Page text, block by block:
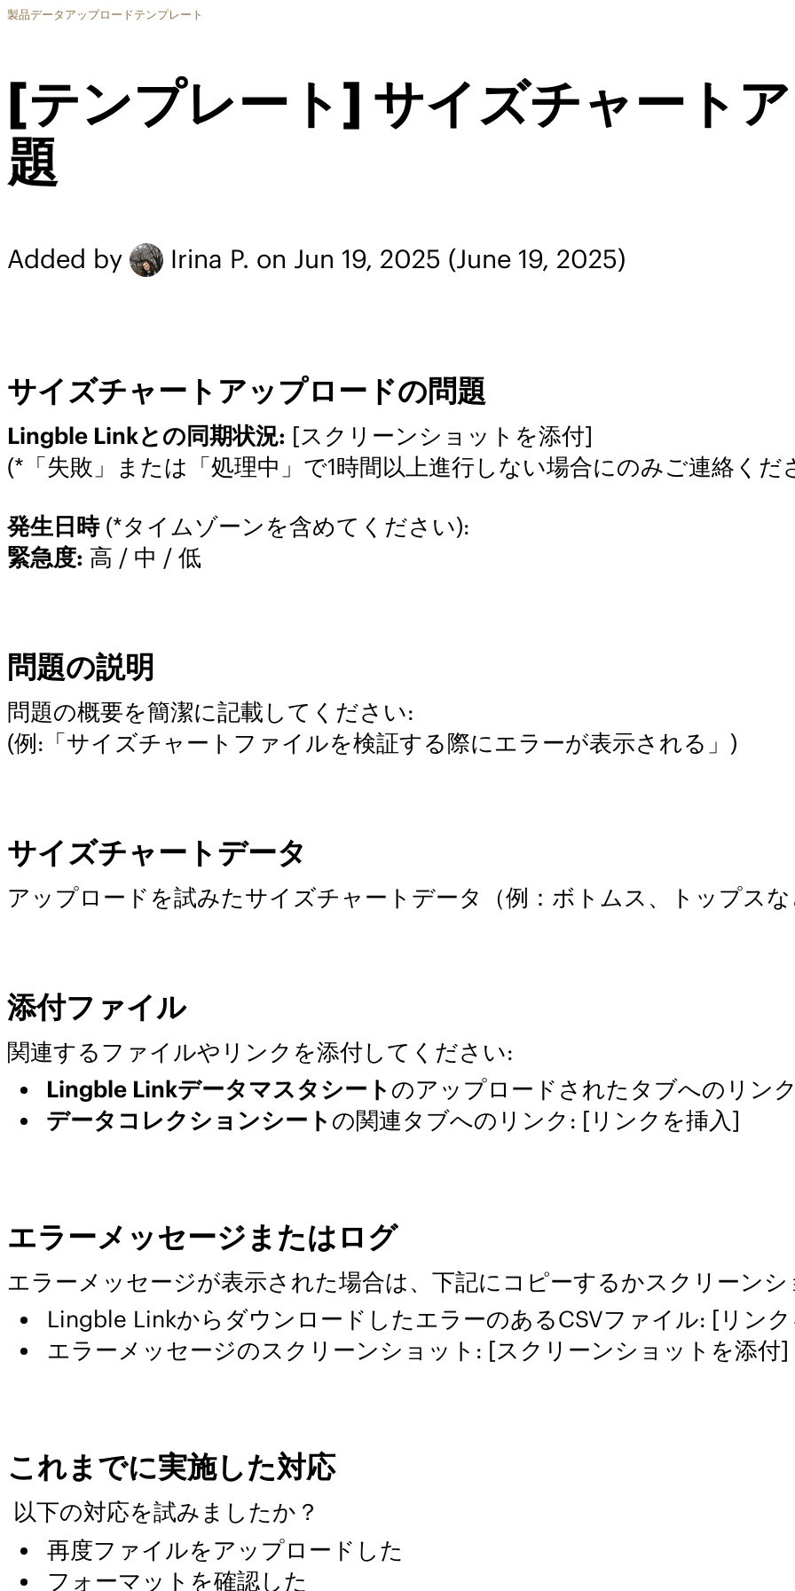
製品データアップロードテンプレート
[テンプレート] サイズチャート
題
Added by Irina P. on Jun 19, 2025 (June 19, 2025)
サイズチャートアップロードの問題
Lingble Linkとの同期状況: [スクリーンショットを添付]
(*「失敗」または「処理中」で1時間以上進行しない場合にのみご連絡くだ
発生日時(*タイムゾーンを含めてください):
緊急度: 高 / 中 / 低
問題の説明
問題の概要を簡潔に記載してください:
(例:「サイズチャートファイルを検証する際にエラーが表示される」)
サイズチャートデータ
アップロードを試みたサイズチャートデータ（例：ボトムス、トップス
添付ファイル
関連するファイルやリンクを添付してください:
Lingble Linkデータマスタシート のアップロードされたタブへのリン
データコレクションシート の関連タブへのリンク: [リンクを挿入]
エラーメッセージまたはログ
エラーメッセージが表示された場合は、下記にコピーするかスクリーン
Lingble LinkからダウンロードしたエラーのあるCSVファイル: [リン
エラーメッセージのスクリーンショット: [スクリーンショットを添付]
これまでに実施した対応
以下の対応を試みましたか？
再度ファイルをアップロードした
フォーマットを確認した